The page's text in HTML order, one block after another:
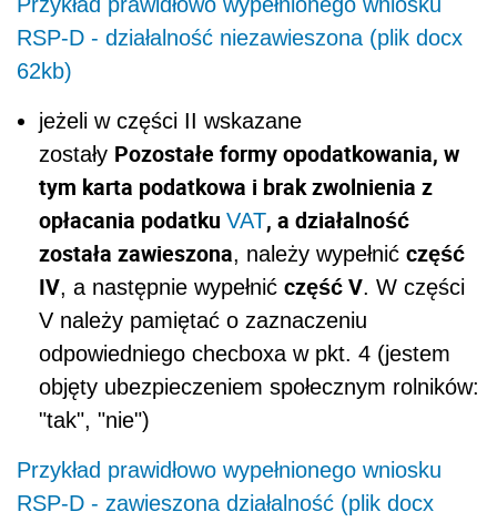
RSP-D - działalność niezawieszona (plik docx
62kb)
jeżeli w części II wskazane
zostały Pozostałe formy opodatkowania, w
tym karta podatkowa i brak zwolnienia z
opłacania podatku VAT, a działalność
została zawieszona, należy wypełnić część
IV, a następnie wypełnić część V. W części
V należy pamiętać o zaznaczeniu
odpowiedniego checboxa w pkt. 4 (jestem
objęty ubezpieczeniem społecznym rolników:
"tak", "nie")
Przykład prawidłowo wypełnionego wniosku
RSP-D - zawieszona działalność (plik docx